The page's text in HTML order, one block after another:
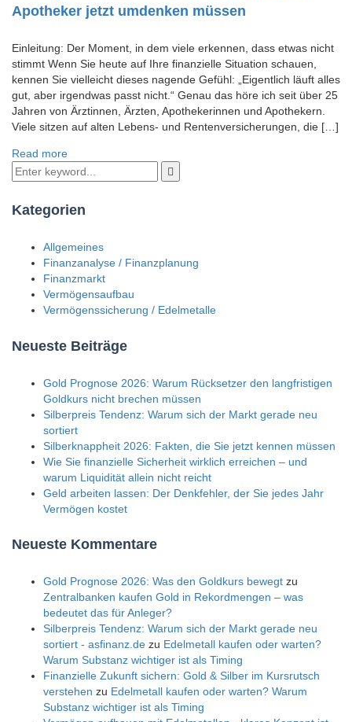
Apotheker jetzt umdenken müssen
Einleitung: Der Moment, in dem viele erkennen, dass etwas nicht
stimmt Wenn Sie heute auf Ihre finanzielle Situation schauen,
kennen Sie vielleicht dieses nagende Gefühl: „Eigentlich läuft alles
gut, aber irgendwas passt nicht.“ Genau das höre ich seit über 25
Jahren von Ärztinnen, Ärzten, Apothekerinnen und Apothekern.
Viele sitzen auf alten Lebens- und Rentenversicherungen, die […]
Read more
Kategorien
Allgemeines
Finanzanalyse / Finanzplanung
Finanzmarkt
Vermögensaufbau
Vermögenssicherung / Edelmetalle
Neueste Beiträge
Gold Prognose 2026: Warum Rücksetzer den langfristigen
Goldkurs nicht brechen müssen
Silberpreis Tendenz: Warum sich der Markt gerade neu
sortiert
Silberknappheit 2026: Fakten, die Sie jetzt kennen müssen
Wie Sie finanzielle Sicherheit wirklich erreichen – und
warum Liquidität allein nicht reicht
Geld arbeiten lassen: Der Denkfehler, der Sie jedes Jahr
Vermögen kostet
Neueste Kommentare
Gold Prognose 2026: Was den Goldkurs bewegt zu
Zentralbanken kaufen Gold in Rekordmengen – was
bedeutet das für Anleger?
Silberpreis Tendenz: Warum sich der Markt gerade neu
sortiert - asfinanz.de zu Edelmetall kaufen oder warten?
Warum Substanz wichtiger ist als Timing
Finanzielle Zukunft sichern: Gold & Silber im Kursrutsch
verstehen zu Edelmetall kaufen oder warten? Warum
Substanz wichtiger ist als Timing